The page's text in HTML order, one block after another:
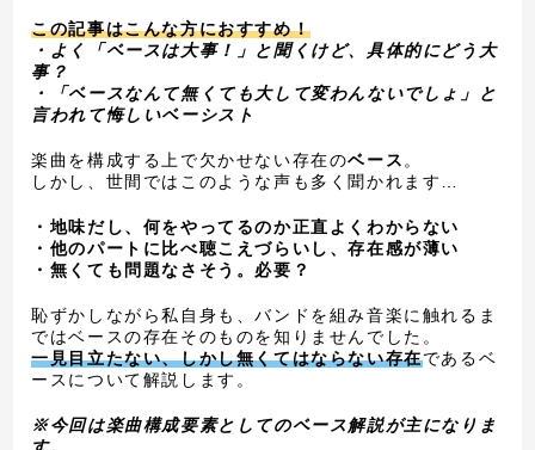
この記事はこんな方におすすめ！
・よく「ベースは大事！」と聞くけど、具体的にどう大
事？
・「ベースなんて無くても大して変わんないでしょ」と
言われて悔しいベーシスト
楽曲を構成する上で欠かせない存在のベース 。
しかし、世間ではこのような声も多く聞かれます…
・地味だし、何をやってるのか正直よくわからない
・他のパートに比べ聴こえづらいし、存在感が薄い
・無くても問題なさそう。必要？
恥ずかしながら私自身も、バンドを組み音楽に触れるま
ではベースの存在そのものを知りませんでした。
一見目立たない、しかし無くてはならない存在であるベ
ースについて解説します。
※今回は楽曲構成要素としてのベース解説が主になりま